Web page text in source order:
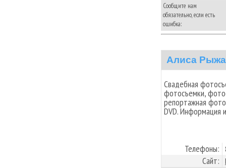
Сообщите нам
обязательно, если есть
ошибка:
Алиса
Свадебная
фотосъемки,
репортажная
DVD. Информация
Телефоны:
Сайт: